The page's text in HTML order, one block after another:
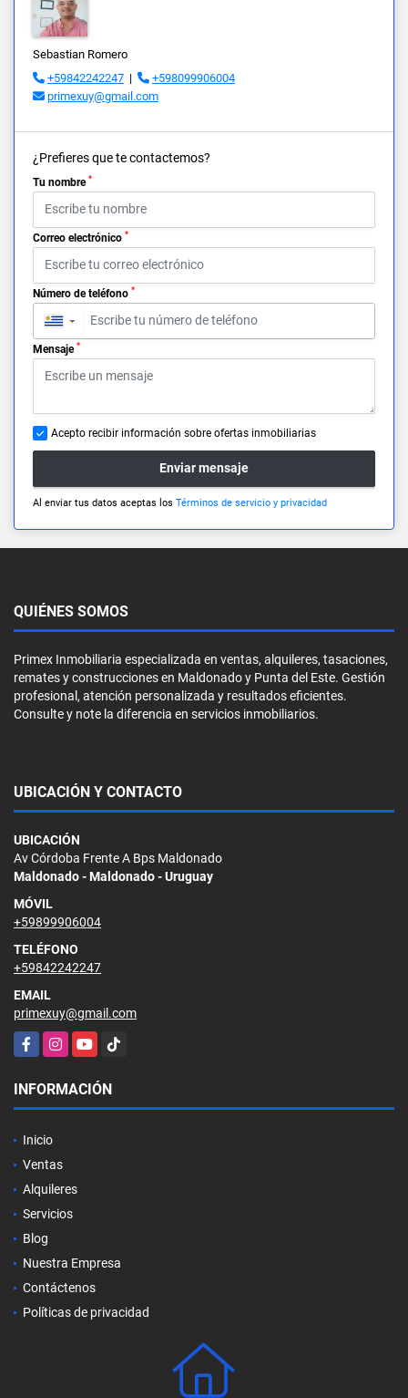
Sebastian Romero
+59842242247 |
+598099906004
primexuy@gmail.com
¿Prefieres que te contactemos?
Tu nombre *
Correo electrónico *
Número de teléfono *
▼
Mensaje *
Acepto recibir información sobre ofertas inmobiliarias
Enviar mensaje
Al enviar tus datos aceptas los Términos de servicio y privacidad
QUIÉNES SOMOS
Primex Inmobiliaria especializada en ventas, alquileres, tasaciones,
remates y construcciones en Maldonado y Punta del Este. Gestión
profesional, atención personalizada y resultados eficientes.
Consulte y note la diferencia en servicios inmobiliarios.
UBICACIÓN Y CONTACTO
UBICACIÓN
Av Córdoba Frente A Bps Maldonado
Maldonado - Maldonado - Uruguay
MÓVIL
+59899906004
TELÉFONO
+59842242247
EMAIL
primexuy@gmail.com
FacebookInstagramYouTubeTikTok
INFORMACIÓN
Inicio
Ventas
Alquileres
Servicios
Blog
Nuestra Empresa
Contáctenos
Políticas de privacidad